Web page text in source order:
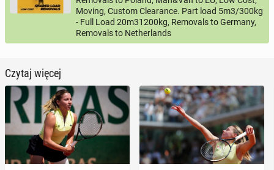
Moving, Custom Clearance. Part load 5m3/300kg
- Full Load 20m31200kg, Removals to Germany,
Removals to Netherlands
Czytaj więcej